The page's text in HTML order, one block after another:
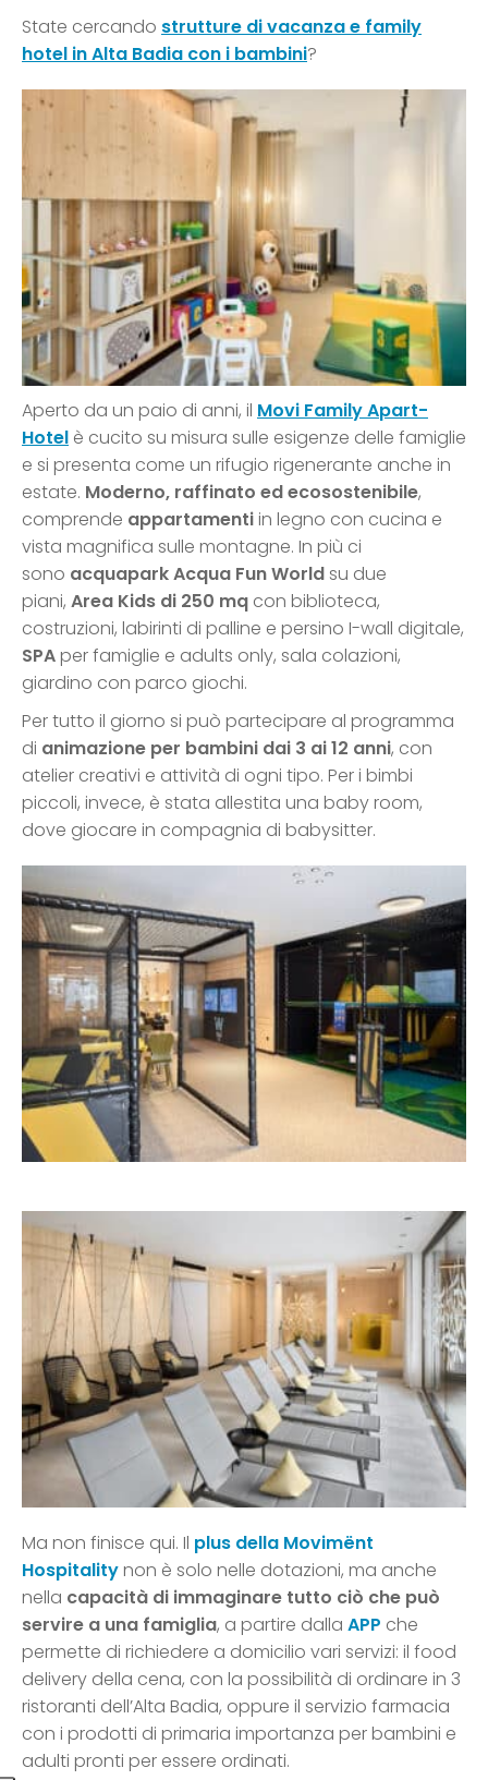
State cercando strutture di vacanza e family
hotel in Alta Badia con i bambini?
Aperto da un paio di anni, il Movi Family Apart-
Hotel è cucito su misura sulle esigenze delle famiglie
e si presenta come un rifugio rigenerante anche in
estate. Moderno, raffinato ed ecosostenibile,
comprende appartamentiin legno con cucina e
vista magnifica sulle montagne. In più ci
sono acquapark Acqua Fun Worldsu due
piani, Area Kids di 250 mq con biblioteca,
costruzioni, labirinti di palline e persino I-wall digitale,
SPAper famiglie e adults only, sala colazioni,
giardino con parco giochi.
Per tutto il giorno si può partecipare al programma
di animazione per bambini dai 3 ai 12 anni, con
atelier creativi e attività di ogni tipo. Per i bimbi
piccoli, invece, è stata allestita una baby room,
dove giocare in compagnia di babysitter.
Ma non finisce qui. Il plus della Movimënt
Hospitalitynon è solo nelle dotazioni, ma anche
nella capacità di immaginare tutto ciò che può
servire a una famiglia, a partire dalla APP che
permette di richiedere a domicilio vari servizi: il food
delivery della cena, con la possibilità di ordinare in 3
ristoranti dell’Alta Badia, oppure il servizio farmacia
con i prodotti di primaria importanza per bambini e
adulti pronti per essere ordinati.